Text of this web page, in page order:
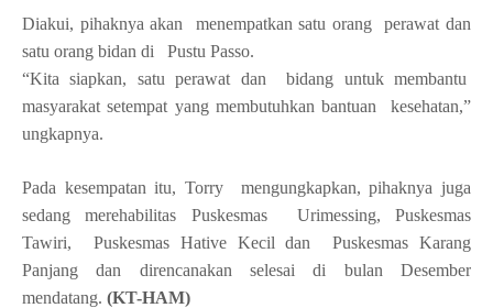
Diakui, pihaknya akan menempatkan satu orang
perawat dan
satu orang bidan di
Pustu Passo.
“Kita siapkan, satu perawat dan
bidang untuk membantu
masyarakat setempat yang membutuhkan bantuan
kesehatan,”
ungkapnya.
Pada kesempatan itu, Torry
mengungkapkan, pihaknya juga
sedang merehabilitas Puskesmas
Urimessing, Puskesmas
Tawiri,
Puskesmas Hative Kecil dan
Puskesmas Karang
Panjang dan direncanakan selesai di bulan Desember
mendatang. (KT-HAM)